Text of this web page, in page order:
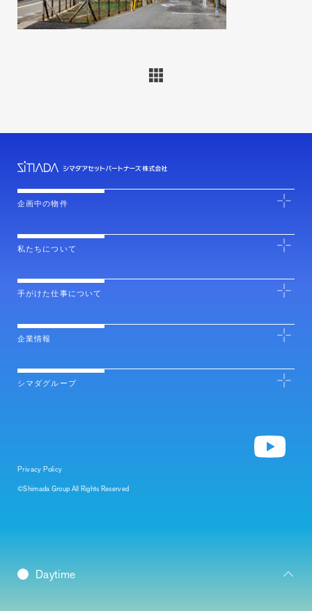
Daybreak
Daytime
企画中の物件
私たちについて
手がけた仕事について
企業情報
シマダグループ
Privacy Policy
©Shimada Group All Rights Reserved